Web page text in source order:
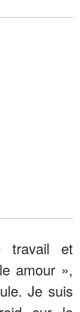
travail et
amour »,
Je suis